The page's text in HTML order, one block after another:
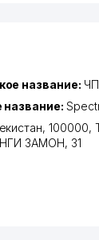
название:
100000,
ЗАМОН, 31